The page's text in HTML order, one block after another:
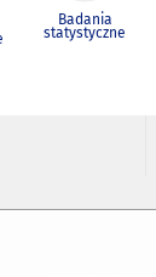
Badania
statystyczne